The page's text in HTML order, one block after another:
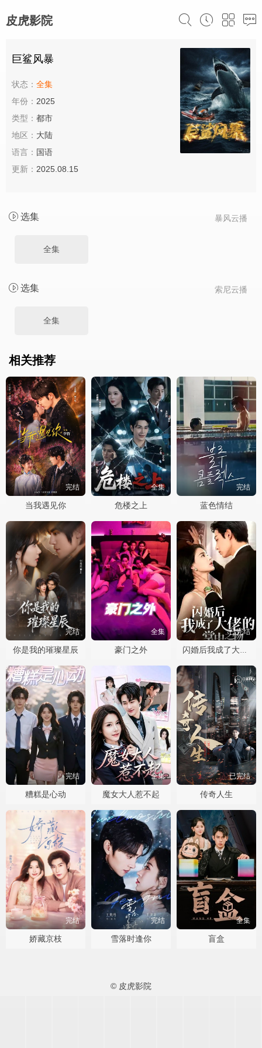
皮虎影院
巨鲨风暴
状态： 全集
年份： 2025
类型： 都市
地区： 大陆
语言： 国语
更新： 2025.08.15
暴风云播
选集
全集
索尼云播
选集
全集
相关推荐
完结
当我遇见你
全集
危楼之上
完结
蓝色情结
完结
你是我的璀璨星辰
全集
豪门之外
已完结
闪婚后我成了大佬的掌中之物
完结
糟糕是心动
全集
魔女大人惹不起
已完结
传奇人生
完结
娇藏京枝
完结
雪落时逢你
全集
盲盒
© 皮虎影院